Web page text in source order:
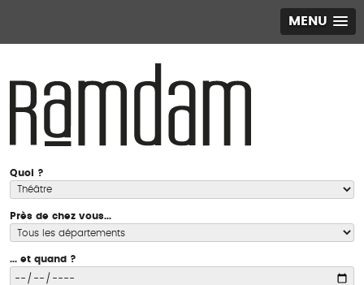
MENU
Quoi ?
Près de chez vous...
... et quand ?